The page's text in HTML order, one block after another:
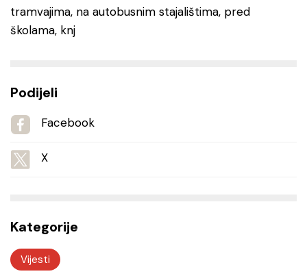
tramvajima, na autobusnim stajalištima, pred
školama, knj
Podijeli
Facebook
X
Kategorije
Vijesti